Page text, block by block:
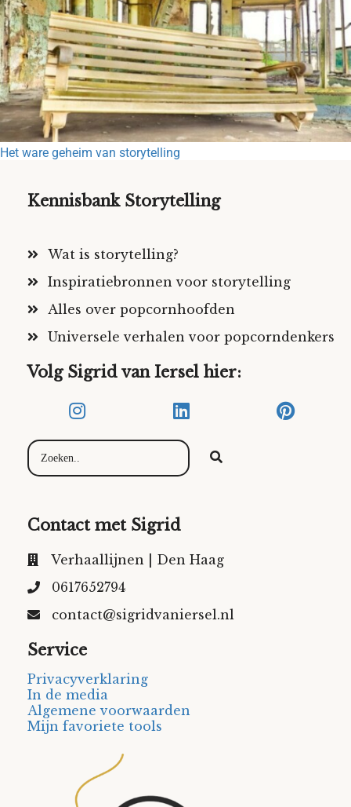
Het ware geheim van storytelling
Kennisbank Storytelling
Wat is storytelling?
Inspiratiebronnen voor storytelling
Alles over popcornhoofden
Universele verhalen voor popcorndenkers
Volg Sigrid van Iersel hier:
Contact met Sigrid
Verhaallijnen | Den Haag
0617652794
contact@sigridvaniersel.nl
Service
Privacyverklaring
In de media
Algemene voorwaarden
Mijn favoriete tools